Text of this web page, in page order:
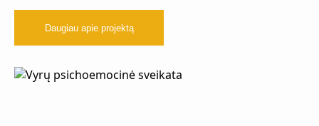
Daugiau apie projektą